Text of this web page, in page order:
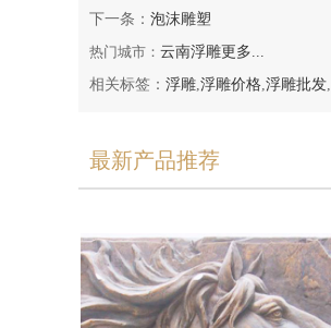
下一条： 泡沫雕塑
热门城市： 云南浮雕更多...
相关标签： 浮雕,浮雕价格,浮雕批发,
最新产品推荐